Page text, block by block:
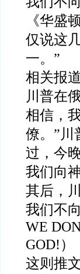
《华盛
仅说这
一。”
相关报
川普在
相信，
僚。”川
过，今
我们向
其后，
我们不
WE
GOD!）
这则推